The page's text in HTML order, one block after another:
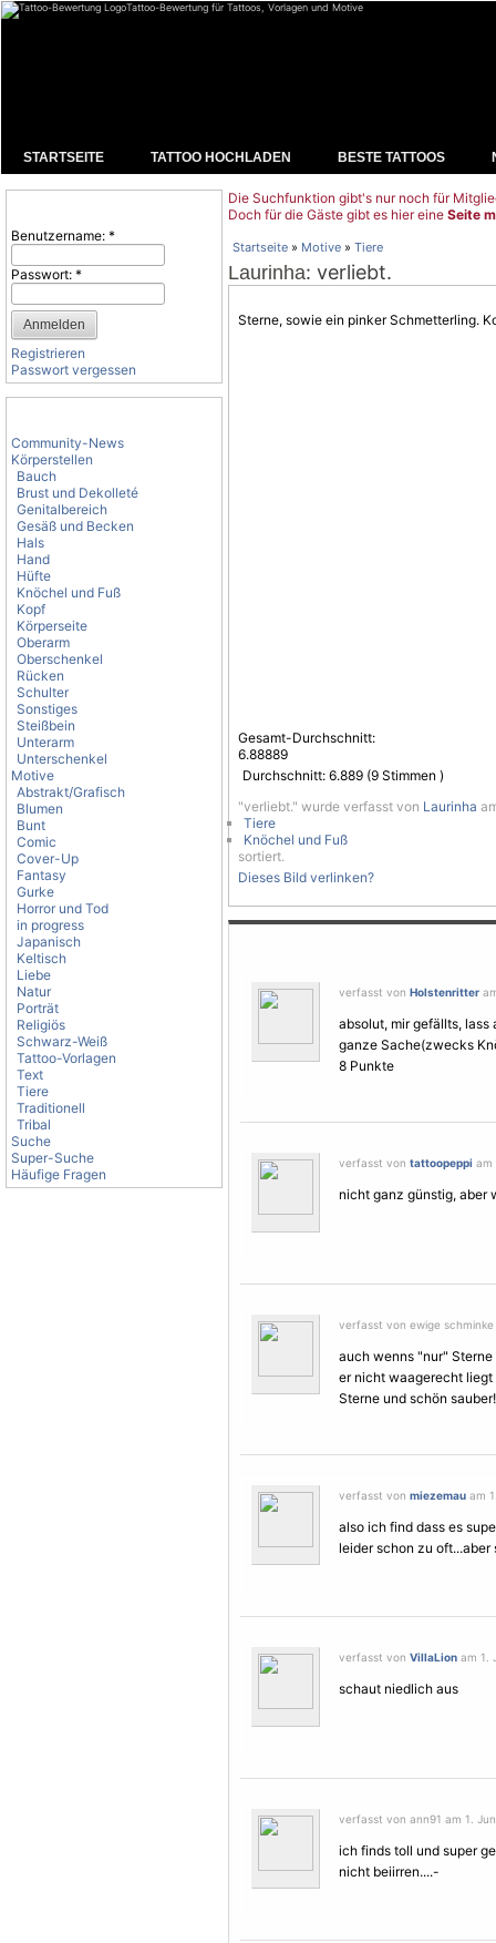
Tattoo-Bewertung für Tattoos, Vorlagen und Motive
STARTSEITE TATTOO HOCHLADEN BESTE TATTOOS
Benutzername: *
Passwort: *
Registrieren
Passwort vergessen
Community-News
Körperstellen
Bauch
Brust und Dekolleté
Genitalbereich
Gesäß und Becken
Hals
Hand
Hüfte
Knöchel und Fuß
Kopf
Körperseite
Oberarm
Oberschenkel
Rücken
Schulter
Sonstiges
Steißbein
Unterarm
Unterschenkel
Motive
Abstrakt/Grafisch
Blumen
Bunt
Comic
Cover-Up
Fantasy
Gurke
Horror und Tod
in progress
Japanisch
Keltisch
Liebe
Natur
Porträt
Religiös
Schwarz-Weiß
Tattoo-Vorlagen
Text
Tiere
Traditionell
Tribal
Suche
Super-Suche
Häufige Fragen
Die Suchfunktion gibt's nur noch für
Doch für die Gäste gibt es hier eine Seite
Startseite » Motive » Tiere
Laurinha: verliebt.
Sterne, sowie ein pinkerSchmetterling.
Gesamt-Durchschnitt:
6.88889
Durchschnitt: 6.889 (9 Stimmen )
"verliebt." wurde verfasst von Laurinha
Tiere
Knöchel und Fuß
sortiert.
Dieses Bild verlinken?
verfasst von Holstenritter
absolut, mir gefällts,
ganze Sache(zwecks
8 Punkte
verfasst von tattoopeppi am
nicht ganz günstig, aber
verfasst von ewige schminke
auch wenns "nur" Sterne
er nicht waagerecht liegt
Sterne und schön
verfasst von miezemau am
also ich find dass es
leider schon zu oft...aber
verfasst von VillaLion am 1.
schaut niedlich aus
verfasst von ann91 am 1.
ich finds toll und super
nicht beiirren....-